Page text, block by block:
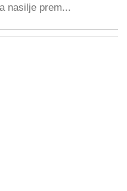
nasilje prem...